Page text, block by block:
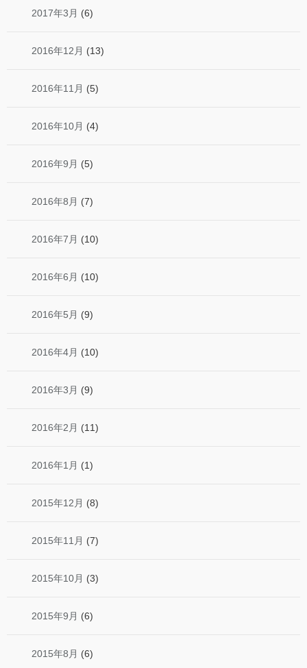
2017年3月 (6)
2016年12月 (13)
2016年11月 (5)
2016年10月 (4)
2016年9月 (5)
2016年8月 (7)
2016年7月 (10)
2016年6月 (10)
2016年5月 (9)
2016年4月 (10)
2016年3月 (9)
2016年2月 (11)
2016年1月 (1)
2015年12月 (8)
2015年11月 (7)
2015年10月 (3)
2015年9月 (6)
2015年8月 (6)